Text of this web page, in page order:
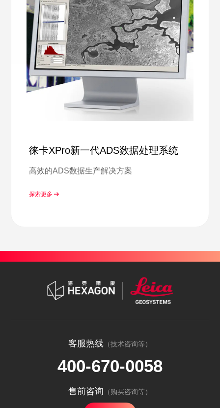
徕卡XPro新一代ADS数据处理系统
高效的ADS数据生产解决方案
探索更多
客服热线 （技术咨询等）
400-670-0058
售前咨询 （购买咨询等）